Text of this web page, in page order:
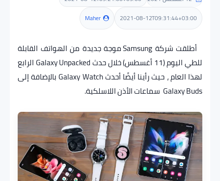
مراجعات
ألعاب
هاردوير
2021-08-12T09:31:44+03:00
Maher
أطلقت شركة Samsung موجة جديدة من الهواتف القابلة
للطي اليوم (11 أغسطس) خلال حدث Galaxy Unpacked الرابع
لهذا العام ، حيث رأينا أيضًا أحدث Galaxy Watch بالإضافة إلى
Galaxy Buds سماعات الأذن اللاسلكية.